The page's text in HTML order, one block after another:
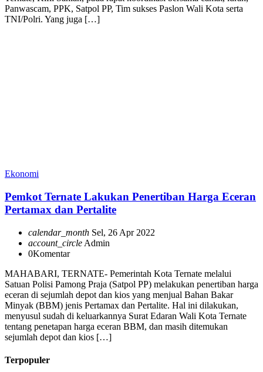
Panwascam, PPK, Satpol PP, Tim sukses Paslon Wali Kota serta
TNI/Polri. Yang juga […]
Ekonomi
Pemkot Ternate Lakukan Penertiban Harga Eceran
Pertamax dan Pertalite
calendar_month Sel, 26 Apr 2022
account_circle Admin
0Komentar
MAHABARI, TERNATE- Pemerintah Kota Ternate melalui
Satuan Polisi Pamong Praja (Satpol PP) melakukan penertiban harga
eceran di sejumlah depot dan kios yang menjual Bahan Bakar
Minyak (BBM) jenis Pertamax dan Pertalite. Hal ini dilakukan,
menyusul sudah di keluarkannya Surat Edaran Wali Kota Ternate
tentang penetapan harga eceran BBM, dan masih ditemukan
sejumlah depot dan kios […]
Terpopuler